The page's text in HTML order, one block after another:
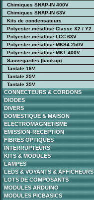
Chimiques SNAP-IN 400V
Chimiques SNAP-IN 63V
Kits de condensateurs
Polyester métallisé Classe X2 / Y2
Polyester métallisé LCC 63V
Polyester métallisé MKS4 250V
Polyester métallisé MKT 400V
Sauvegardes (backup)
Tantale 16V
Tantale 25V
Tantale 35V
CONNECTEURS & CORDONS
DIODES
DIVERS
DOMESTIQUE & MAISON
ELECTROMAGNETISME
EMISSION-RECEPTION
FIBRES OPTIQUES
INTERRUPTEURS
KITS & MODULES
LAMPES
LEDS & VOYANTS & AFFICHEURS
LOTS DE COMPOSANTS
MODULES ARDUINO
MODULES PICBASICS